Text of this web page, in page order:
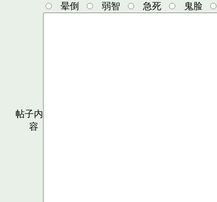
晕倒
弱智 急死 鬼脸
帖子内
容